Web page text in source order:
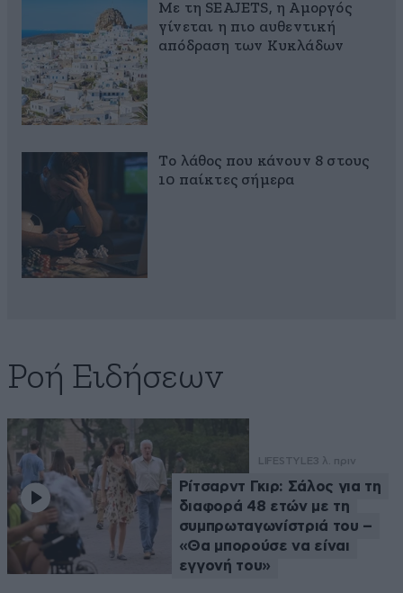
Με τη SEAJETS, η Αμοργός
γίνεται η πιο αυθεντική
απόδραση των Κυκλάδων
Το λάθος που κάνουν 8 στους
10 παίκτες σήμερα
Ροή Ειδήσεων
LIFESTYLE3 λ. πριν
Ρίτσαρντ Γκιρ: Σάλος για τη
διαφορά 48 ετών με τη
συμπρωταγωνίστριά του –
«Θα μπορούσε να είναι
εγγονή του»